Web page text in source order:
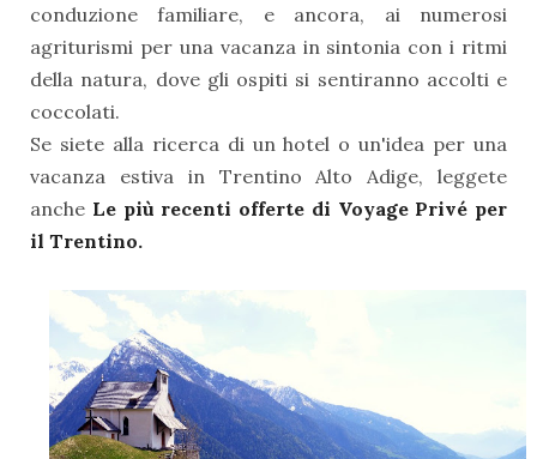
conduzione familiare, e ancora, ai numerosi
agriturismi per una vacanza in sintonia con i ritmi
della natura, dove gli ospiti si sentiranno accolti e
coccolati.
Se siete alla ricerca di un hotel o un'idea per una
vacanza estiva in Trentino Alto Adige, leggete
anche Le più recenti offerte di Voyage Privé per
il Trentino.